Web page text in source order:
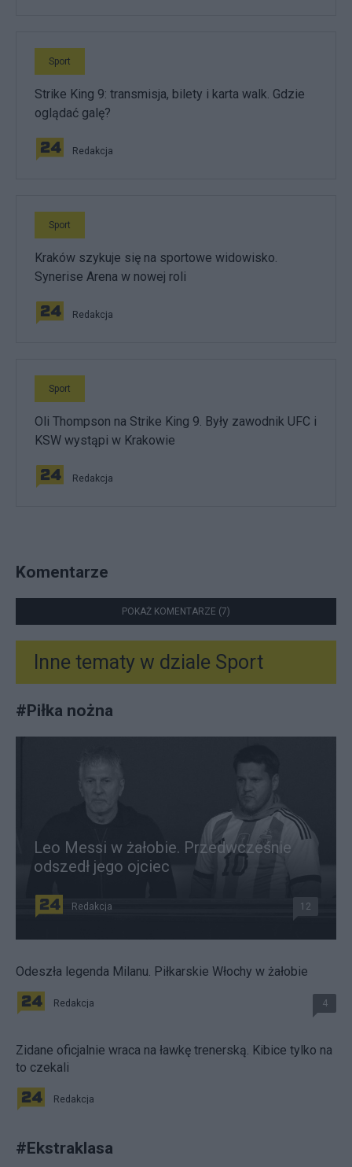
Sport
Strike King 9: transmisja, bilety i karta walk. Gdzie
oglądać galę?
Redakcja
Sport
Kraków szykuje się na sportowe widowisko.
Synerise Arena w nowej roli
Redakcja
Sport
Oli Thompson na Strike King 9. Były zawodnik UFC i
KSW wystąpi w Krakowie
Redakcja
Komentarze
POKAŻ KOMENTARZE (7)
Inne tematy w dziale Sport
#Piłka nożna
Leo Messi w żałobie. Przedwcześnie
odszedł jego ojciec
Redakcja 12
Odeszła legenda Milanu. Piłkarskie Włochy w żałobie
Redakcja 4
Zidane oficjalnie wraca na ławkę trenerską. Kibice tylko na
to czekali
Redakcja
#Ekstraklasa